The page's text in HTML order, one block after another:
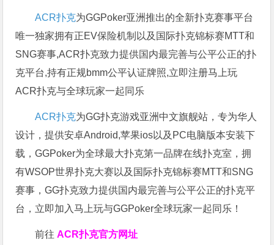
ACR扑克为GGPoker亚洲推出的全新扑克赛事平台
唯一独家拥有正EV保险机制以及国际扑克锦标赛MTT和
SNG赛事,ACR扑克致力提供国内最完善与公平公正的扑
克平台,持有正规bmm公平认证牌照,立即注册马上玩
ACR扑克与全球玩家一起同乐
ACR扑克为GG扑克游戏亚洲中文旗舰站，专为华人
设计，提供安卓Android,苹果ios以及PC电脑版本安装下
载，GGPoker为全球最大扑克第一品牌在线扑克室，拥
有WSOP世界扑克大赛以及国际扑克锦标赛MTT和SNG
赛事，GG扑克致力提供国内最完善与公平公正的扑克平
台，立即加入马上玩与GGPoker全球玩家一起同乐！
前往ACR扑克官方网址